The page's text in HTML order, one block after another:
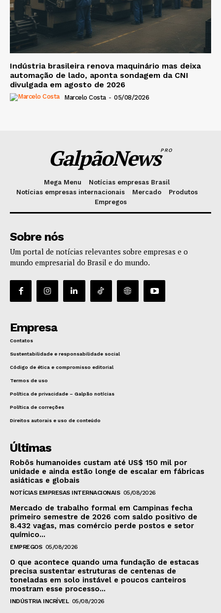
Indústria brasileira renova maquinário mas deixa
automação de lado, aponta sondagem da CNI
divulgada em agosto de 2026
Marcelo Costa - 05/08/2026
GalpãoNewsPRO
Mega Menu
Notícias empresas Brasil
Notícias empresas internacionais
Mercado
Produtos
Empregos
Sobre nós
Um portal de notícias relevantes sobre empresas e o
mundo empresarial do Brasil e do mundo.
Empresa
Contatos
Sustentabilidade e responsabilidade social
Código de ética e compromisso editorial
Termos de uso
Política de privacidade – Galpão notícias
Política de correções
Direitos autorais e uso de conteúdo
Últimas
Robôs humanoides custam até US$ 150 mil por
unidade e ainda estão longe de escalar em fábricas
asiáticas e globais
NOTÍCIAS EMPRESAS INTERNACIONAIS 05/08/2026
Mercado de trabalho formal em Campinas fecha
primeiro semestre de 2026 com saldo positivo de
8.432 vagas, mas comércio perde postos e setor
químico...
EMPREGOS 05/08/2026
O que acontece quando uma fundação de estacas
precisa sustentar estruturas de centenas de
toneladas em solo instável e poucos canteiros
mostram esse processo...
INDÚSTRIA INCRÍVEL 05/08/2026